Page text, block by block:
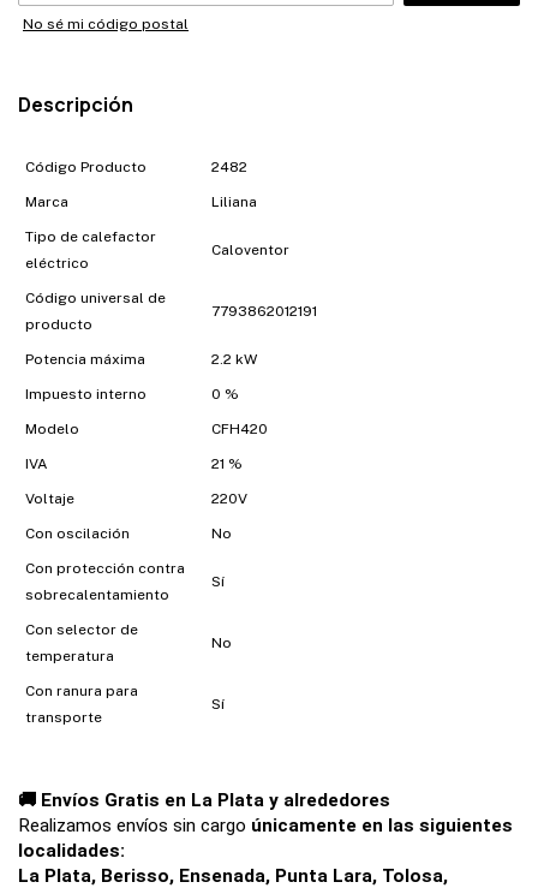
No sé mi código postal
Descripción
Código Producto 2482
Marca Liliana
Tipo de calefactor
eléctrico
Caloventor
Código universal de
producto
7793862012191
Potencia máxima 2.2 kW
Impuesto interno 0 %
Modelo CFH420
IVA 21 %
Voltaje 220V
Con oscilación No
Con protección contra
sobrecalentamiento
Sí
Con selector de
temperatura
No
Con ranura para
transporte
Sí
🚚 Envíos Gratis en La Plata y alrededores
Realizamos envíos sin cargo únicamente en las siguientes
localidades:
La Plata, Berisso, Ensenada, Punta Lara, Tolosa,